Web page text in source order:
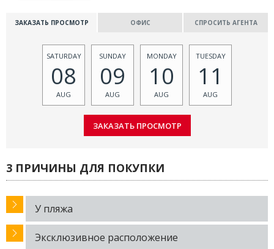
ЗАКАЗАТЬ ПРОСМОТР ОФИС СПРОСИТЬ АГЕНТА
SATURDAY
08
AUG
SUNDAY
09
AUG
MONDAY
10
AUG
TUESDAY
11
AUG
3 ПРИЧИНЫ ДЛЯ ПОКУПКИ
У пляжа
Эксклюзивное расположение